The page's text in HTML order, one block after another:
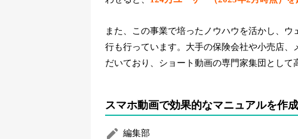
また、この事業で培ったノウハウを活かし、
行も行っています。大手の保険会社や小売店
だいており、ショート動画の専門家集団として
スマホ動画で効果的なマニュアルを作成
編集部